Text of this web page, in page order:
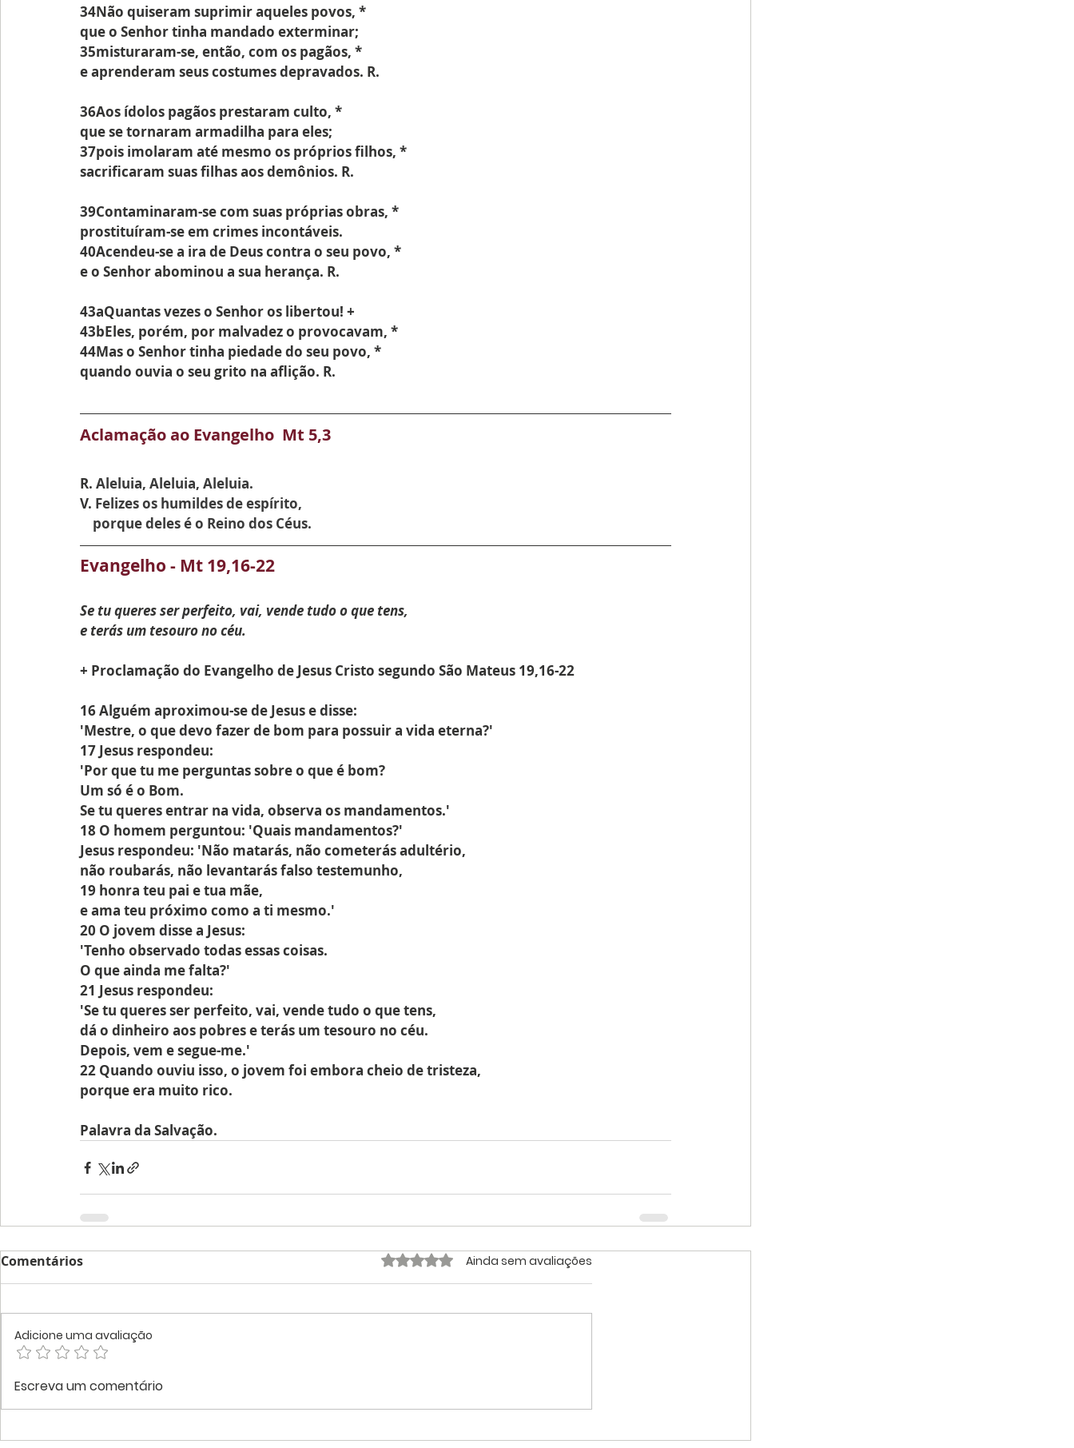
34Não quiseram suprimir aqueles povos, *
que o Senhor tinha mandado exterminar;
35misturaram-se, então, com os pagãos, *
e aprenderam seus costumes depravados. R.
36Aos ídolos pagãos prestaram culto, *
que se tornaram armadilha para eles;
37pois imolaram até mesmo os próprios filhos, *
sacrificaram suas filhas aos demônios. R.
39Contaminaram-se com suas próprias obras, *
prostituíram-se em crimes incontáveis.
40Acendeu-se a ira de Deus contra o seu povo, *
e o Senhor abominou a sua herança. R.
43aQuantas vezes o Senhor os libertou! +
43bEles, porém, por malvadez o provocavam, *
44Mas o Senhor tinha piedade do seu povo, *
quando ouvia o seu grito na aflição. R.
Aclamação ao Evangelho  Mt 5,3
R. Aleluia, Aleluia, Aleluia.
V. Felizes os humildes de espírito,
    porque deles é o Reino dos Céus.
Evangelho - Mt 19,16-22
Se tu queres ser perfeito, vai, vende tudo o que tens,
e terás um tesouro no céu.
+ Proclamação do Evangelho de Jesus Cristo segundo São Mateus 19,16-22
16 Alguém aproximou-se de Jesus e disse:
'Mestre, o que devo fazer de bom para possuir a vida eterna?'
17 Jesus respondeu:
'Por que tu me perguntas sobre o que é bom?
Um só é o Bom.
Se tu queres entrar na vida, observa os mandamentos.'
18 O homem perguntou: 'Quais mandamentos?'
Jesus respondeu: 'Não matarás, não cometerás adultério,
não roubarás, não levantarás falso testemunho,
19 honra teu pai e tua mãe,
e ama teu próximo como a ti mesmo.'
20 O jovem disse a Jesus:
'Tenho observado todas essas coisas.
O que ainda me falta?'
21 Jesus respondeu:
'Se tu queres ser perfeito, vai, vende tudo o que tens,
dá o dinheiro aos pobres e terás um tesouro no céu.
Depois, vem e segue-me.'
22 Quando ouviu isso, o jovem foi embora cheio de tristeza,
porque era muito rico.
Palavra da Salvação.
Comentários Avaliado com 0 de 5 estrelas.
Ainda sem avaliações
Adicione uma avaliação
Escreva um comentário